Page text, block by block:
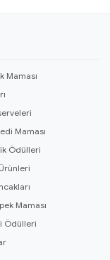
Maması
Maması
Ödülleri
Maması
Ödülleri